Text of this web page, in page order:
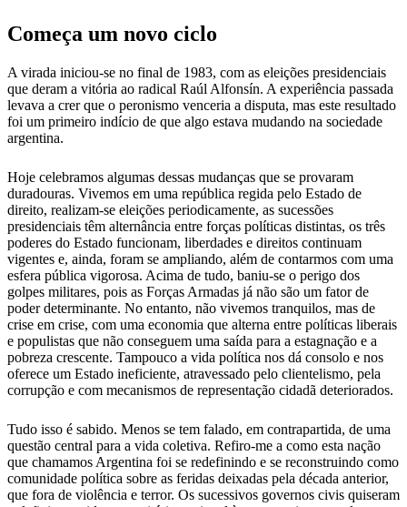
Começa um novo ciclo
A virada iniciou-se no final de 1983, com as eleições presidenciais
que deram a vitória ao radical Raúl Alfonsín. A experiência passada
levava a crer que o peronismo venceria a disputa, mas este resultado
foi um primeiro indício de que algo estava mudando na sociedade
argentina.
Hoje celebramos algumas dessas mudanças que se provaram
duradouras. Vivemos em uma república regida pelo Estado de
direito, realizam-se eleições periodicamente, as sucessões
presidenciais têm alternância entre forças políticas distintas, os três
poderes do Estado funcionam, liberdades e direitos continuam
vigentes e, ainda, foram se ampliando, além de contarmos com uma
esfera pública vigorosa. Acima de tudo, baniu-se o perigo dos
golpes militares, pois as Forças Armadas já não são um fator de
poder determinante. No entanto, não vivemos tranquilos, mas de
crise em crise, com uma economia que alterna entre políticas liberais
e populistas que não conseguem uma saída para a estagnação e a
pobreza crescente. Tampouco a vida política nos dá consolo e nos
oferece um Estado ineficiente, atravessado pelo clientelismo, pela
corrupção e com mecanismos de representação cidadã deteriorados.
Tudo isso é sabido. Menos se tem falado, em contrapartida, de uma
questão central para a vida coletiva. Refiro-me a como esta nação
que chamamos Argentina foi se redefinindo e se reconstruindo como
comunidade política sobre as feridas deixadas pela década anterior,
que fora de violência e terror. Os sucessivos governos civis quiseram